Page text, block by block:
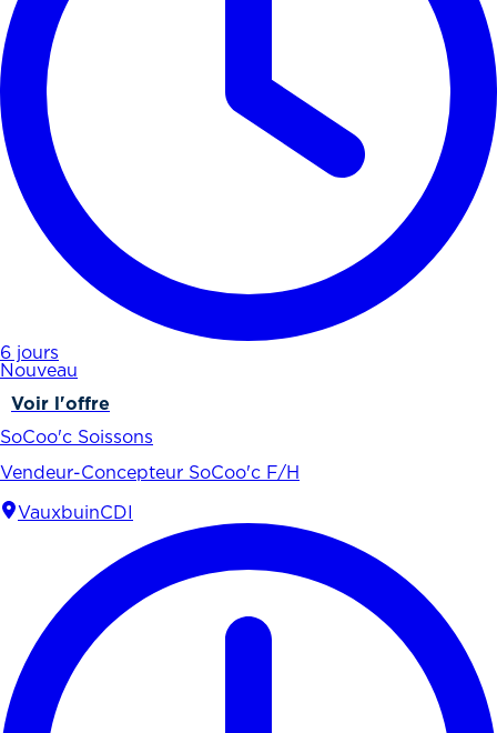
6 jours
Nouveau
Voir l'offre
SoCoo'c Soissons
Vendeur-Concepteur SoCoo'c F/H
VauxbuinCDI